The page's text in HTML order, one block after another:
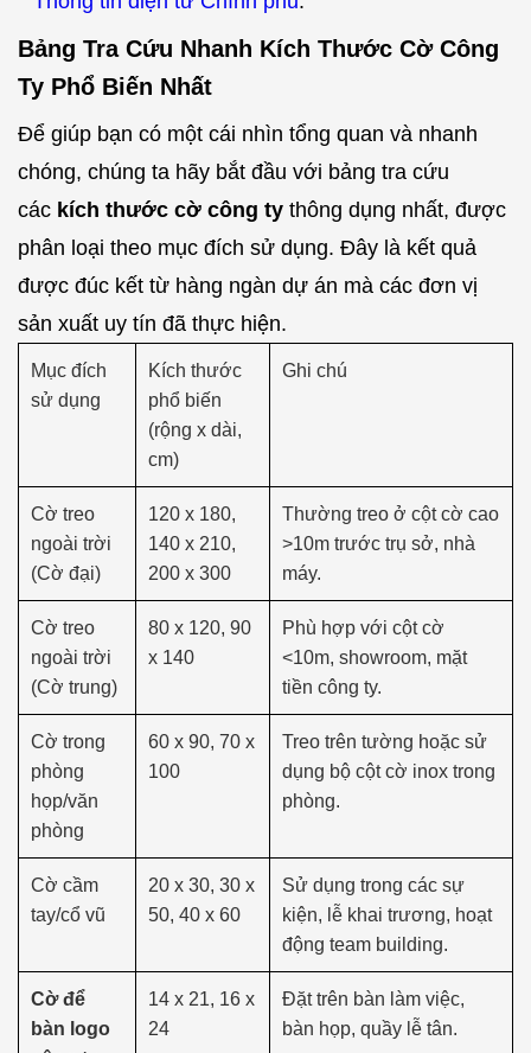
Bảng Tra Cứu Nhanh Kích Thước Cờ Công
Ty Phổ Biến Nhất
Để giúp bạn có một cái nhìn tổng quan và nhanh
chóng, chúng ta hãy bắt đầu với bảng tra cứu
các kích thước cờ công ty thông dụng nhất, được
phân loại theo mục đích sử dụng. Đây là kết quả
được đúc kết từ hàng ngàn dự án mà các đơn vị
sản xuất uy tín đã thực hiện.
Mục đích
sử dụng
Kích thước
phổ biến
(rộng x dài,
cm)
Ghi chú
Cờ treo
ngoài trời
(Cờ đại)
120 x 180,
140 x 210,
200 x 300
Thường treo ở cột cờ cao
>10m trước trụ sở, nhà
máy.
Cờ treo
ngoài trời
(Cờ trung)
80 x 120, 90
x 140
Phù hợp với cột cờ
<10m, showroom, mặt
tiền công ty.
Cờ trong
phòng
họp/văn
phòng
60 x 90, 70 x
100
Treo trên tường hoặc sử
dụng bộ cột cờ inox trong
phòng.
Cờ cầm
tay/cổ vũ
20 x 30, 30 x
50, 40 x 60
Sử dụng trong các sự
kiện, lễ khai trương, hoạt
động team building.
Cờ để
bàn logo
14 x 21, 16 x
24
Đặt trên bàn làm việc,
bàn họp, quầy lễ tân.